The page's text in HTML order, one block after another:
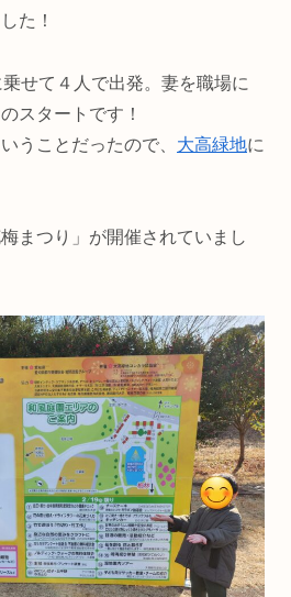
た！
せて４人で出発。妻を職場に
スタートです！
うことだったので、 大高緑地に
まつり」が開催されていまし